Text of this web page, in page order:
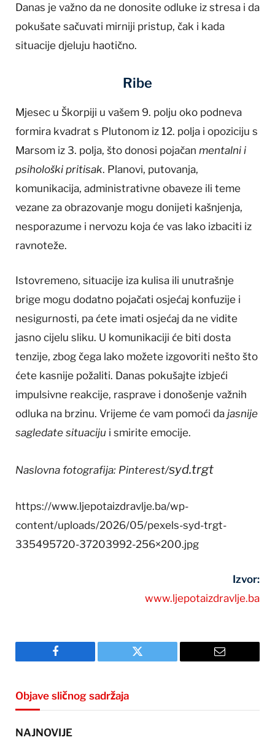
Danas je važno da ne donosite odluke iz stresa i da
pokušate sačuvati mirniji pristup, čak i kada
situacije djeluju haotično.
Ribe
Mjesec u Škorpiji u vašem 9. polju oko podneva
formira kvadrat s Plutonom iz 12. polja i opoziciju s
Marsom iz 3. polja, što donosi pojačan mentalni i
psihološki pritisak. Planovi, putovanja,
komunikacija, administrativne obaveze ili teme
vezane za obrazovanje mogu donijeti kašnjenja,
nesporazume i nervozu koja će vas lako izbaciti iz
ravnoteže.
Istovremeno, situacije iza kulisa ili unutrašnje
brige mogu dodatno pojačati osjećaj konfuzije i
nesigurnosti, pa ćete imati osjećaj da ne vidite
jasno cijelu sliku. U komunikaciji će biti dosta
tenzije, zbog čega lako možete izgovoriti nešto što
ćete kasnije požaliti. Danas pokušajte izbjeći
impulsivne reakcije, rasprave i donošenje važnih
odluka na brzinu. Vrijeme će vam pomoći da jasnije
sagledate situaciju i smirite emocije.
Naslovna fotografija: Pinterest/syd.trgt
https://www.ljepotaizdravlje.ba/wp-
content/uploads/2026/05/pexels-syd-trgt-
335495720-37203992-256×200.jpg
Izvor:
www.ljepotaizdravlje.ba
Facebook Twitter Email
Objave sličnog sadržaja
NAJNOVIJE